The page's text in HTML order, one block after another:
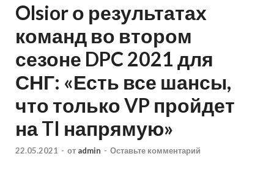
Olsior о результатах
команд во втором
сезоне DPC 2021 для
СНГ: «Есть все шансы,
что только VP пройдет
на TI напрямую»
22.05.2021 - от admin - Оставьте комментарий